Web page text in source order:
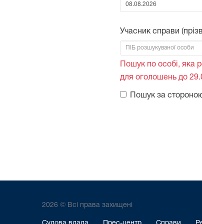
Від:
Учасник справи
Пошук по особі, яка
для оголошень до
Пошук за
2026 © Всі права захищені